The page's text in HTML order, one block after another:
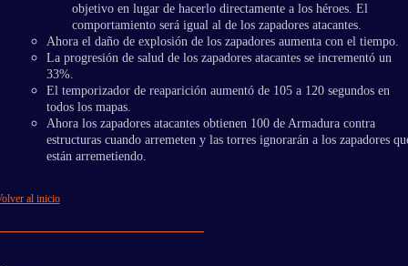
objetivo en lugar de hacerlo directamente a los héroes. El
comportamiento será igual al de los zapadores atacantes.
Ahora el daño de explosión de los zapadores aumenta con el tiempo.
La progresión de salud de los zapadores atacantes se incrementó un
33%.
El temporizador de reaparición aumentó de 105 a 120 segundos en
todos los mapas.
Ahora los zapadores atacantes obtienen 100 de Armadura contra
estructuras cuando arremeten y las torres ignorarán a los zapadores
están arremetiendo.
al inicio